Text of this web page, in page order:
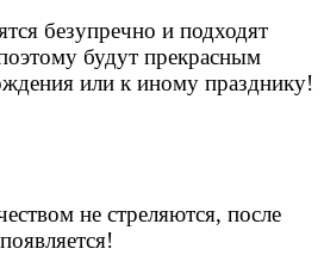
безупречно и подходят
будут прекрасным
или к иному празднику!
не стреляются, после